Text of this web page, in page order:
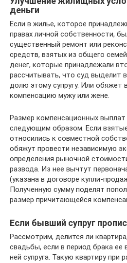
деньги
Если в жилье, которое
правах личной собственности,
существенный ремонт или
средств, взятых из общего
денег, которые принадлежали
рассчитывать, что суд выделит
долю этому супругу. Или обяжет
компенсацию мужу или жене.
Размер компенсационных выплат
следующим образом. Если
относились к совместной
обяжут провести независимую
определения рыночной
развода. Из нее вычтут
(указана в договоре купли-
Полученную сумму поделят
размер причитающейся
Если бывший супруг
Рассмотрим, делится ли
свадьбы, если в период брака ее
ней супруга. Такую квартиру при